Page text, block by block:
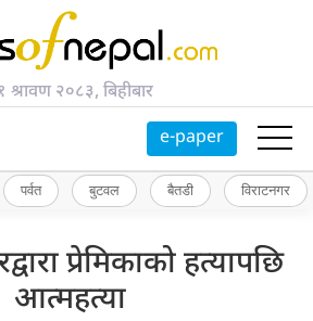
श्रावण २०८३, बिहीबार
e-paper
पर्वत बुटवल बैतडी विराटनगर
प्रेमिकाको हत्यापछि
आत्महत्या